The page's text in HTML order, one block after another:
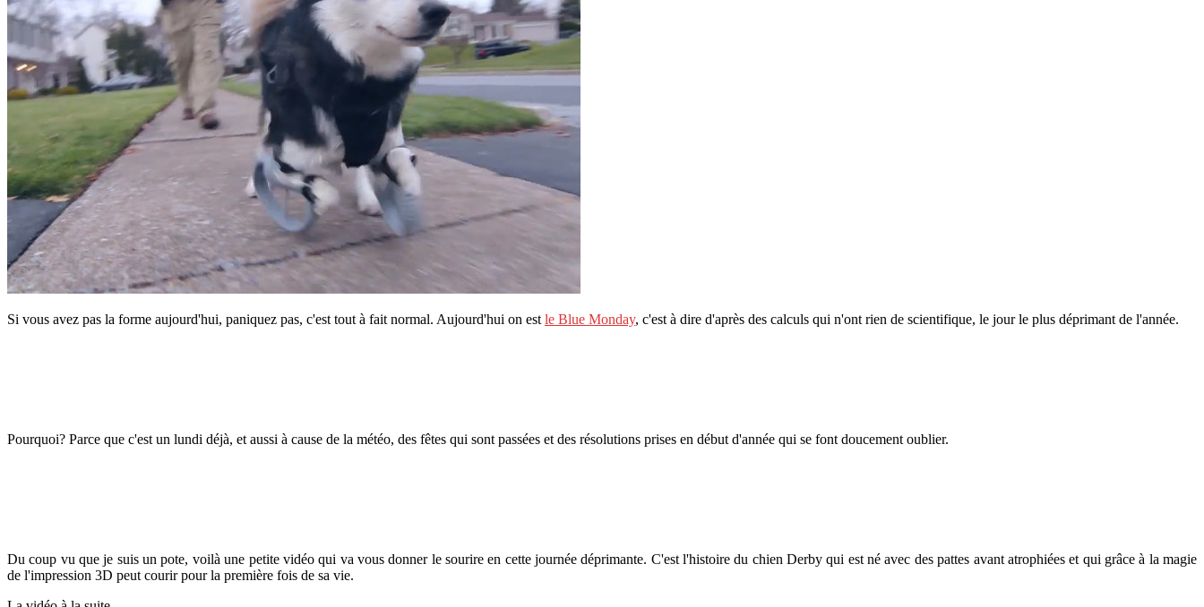
Si vous avez pas la forme aujourd'hui, paniquez pas, c'est tout à fait normal. Aujourd'hui on estle Blue Monday, c'est à dire d'après des calculs qui n'ont rien de scientifique, le jour le plus déprimant de l'année.
Pourquoi? Parce que c'est un lundi déjà, et aussi à cause de la météo, des fêtes qui sont passées et des résolutions prises en début d'année qui se font doucement oublier.
Du coup vu que je suis un pote, voilà une petite vidéo qui va vous donner le sourire en cette journée déprimante. C'est l'histoire du chien Derby qui est né avec des pattes avant atrophiées et qui grâce à la magie
de l'impression 3D peut courir pour la première fois de sa vie.